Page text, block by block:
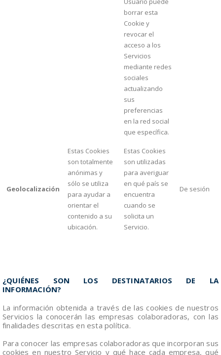
borrar esta
Cookie y
revocar el
acceso a los
Servicios
mediante redes
sociales
actualizando
sus
preferencias
en la red social
que específica.
Geolocalización
Estas Cookies
son totalmente
anónimas y
sólo se utiliza
para ayudar a
orientar el
contenido a su
ubicación.
Estas Cookies
son utilizadas
para averiguar
en qué país se
encuentra
cuando se
solicita un
Servicio.
De sesión
¿QUIÉNES SON LOS DESTINATARIOS DE LA
INFORMACIÓN?
La información obtenida a través de las cookies de nuestros
Servicios la conocerán las empresas colaboradoras, con las
finalidades descritas en esta política.
Para conocer las empresas colaboradoras que incorporan sus
cookies en nuestro Servicio y qué hace cada empresa, qué